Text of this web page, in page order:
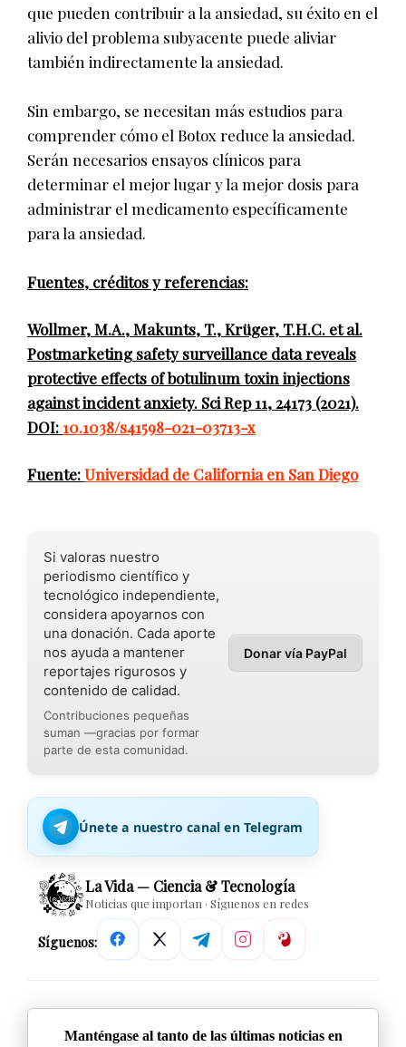
que pueden contribuir a la ansiedad, su éxito en el
alivio del problema subyacente puede aliviar
también indirectamente la ansiedad.
Sin embargo, se necesitan más estudios para
comprender cómo el Botox reduce la ansiedad.
Serán necesarios ensayos clínicos para
determinar el mejor lugar y la mejor dosis para
administrar el medicamento específicamente
para la ansiedad.
Fuentes, créditos y referencias:
Wollmer, M.A., Makunts, T., Krüger, T.H.C. et al.
Postmarketing safety surveillance data reveals
protective effects of botulinum toxin injections
against incident anxiety. Sci Rep 11, 24173 (2021).
DOI: 10.1038/s41598-021-03713-x
Fuente:Universidad de California en San Diego
Si valoras nuestro
periodismo científico y
tecnológico independiente,
considera apoyarnos con
una donación. Cada aporte
nos ayuda a mantener
reportajes rigurosos y
contenido de calidad.
Contribuciones pequeñas
suman —gracias por formar
parte de esta comunidad.
Donar vía PayPal
Únete a nuestro canal en Telegram
La Vida — Ciencia & Tecnología
Noticias que importan · Síguenos en redes
Síguenos:
Manténgase al tanto de las últimas noticias en